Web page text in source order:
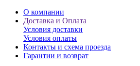
О компании
Доставка и Оплата
Условия доставки
Условия оплаты
Контакты и схема проезда
Гарантии и возврат